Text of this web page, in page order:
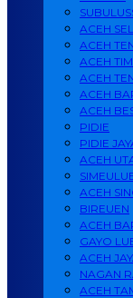
ACEH
ACEH
ACEH
ACEH
ACEH
ACEH
PIDIE
PIDIE
ACEH
ACEH
BIREUEN
ACEH
GAYO
ACEH
NAGAN
ACEH